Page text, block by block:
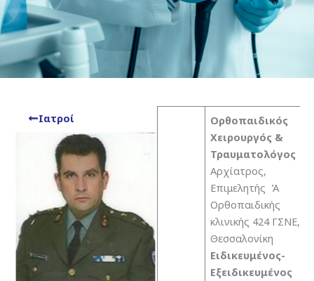
Ιατροί
Ορθοπαιδικός
Χειρουργός &
Τραυματολόγος
Αρχίατρος,
Επιμελητής Ά
Ορθοπαιδικής
κλινικής 424 ΓΣΝΕ,
Θεσσαλονίκη
Ειδικευμένος-
Εξειδικευμένος